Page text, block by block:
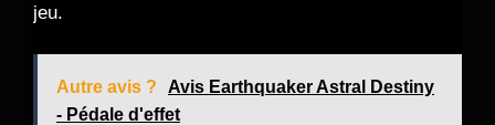
jeu.
Autre avis ?
Avis Earthquaker Astral Destiny
- Pédale d'effet